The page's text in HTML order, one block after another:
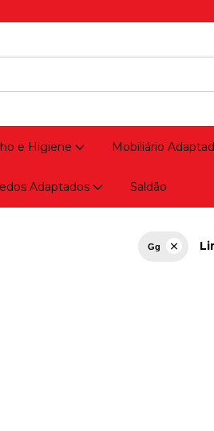
e Higiene Mobiliário
Adaptados Saldão
Gg